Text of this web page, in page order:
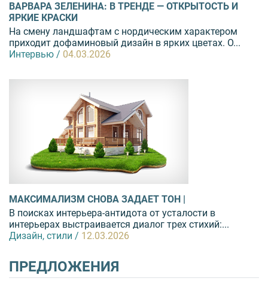
ВАРВАРА ЗЕЛЕНИНА: В ТРЕНДЕ — ОТКРЫТОСТЬ И
ЯРКИЕ КРАСКИ
На смену ландшафтам с нордическим характером
приходит дофаминовый дизайн в ярких цветах. О...
Интервью / 04.03.2026
МАКСИМАЛИЗМ СНОВА ЗАДАЕТ ТОН |
В поисках интерьера-антидота от усталости в
интерьерах выстраивается диалог трех стихий:...
Дизайн, стили / 12.03.2026
ПРЕДЛОЖЕНИЯ